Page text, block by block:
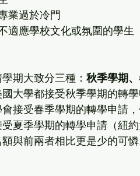
業過於冷門
期大致分三種： 秋季學期
大學都接受秋季學期的轉
接受春季學期的轉學申請
夏季學期的轉學申請（紐
與前兩者相比更是少的可憐